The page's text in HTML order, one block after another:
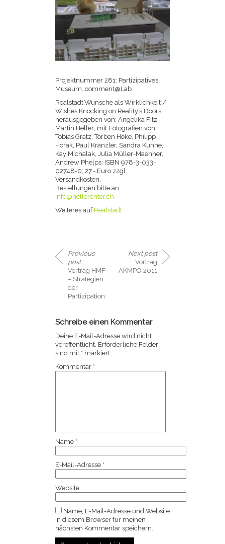
Projektnummer 281: Partizipatives
Museum. comment@Lab
Realstadt.Wünsche als Wirklichkeit /
Wishes Knocking on Reality’s Doors;
herausgegeben von: Angelika Fitz,
Martin Heller; mit Fotografien von:
Tobias Gratz, Torben Höke, Philipp
Horak, Paul Kranzler, Sandra Kuhne,
Kay Michalak, Julia Müller-Maenher,
Andrew Phelps; ISBN 978-3-033-
02748-0; 27.- Euro zzgl.
Versandkosten.
Bestellungen bitte an:
info@hellerenter.ch
Weiteres auf Realstadt
Previous
post
Vortrag HMF
– Strategien
der
Partizipation
Next post
Vortrag
AKMPO 2011
Schreibe einen Kommentar
Deine E-Mail-Adresse wird nicht
veröffentlicht. Erforderliche Felder
sind mit * markiert
Kommentar *
Name *
E-Mail-Adresse *
Website
Name, E-Mail-Adresse und Website
in diesem Browser für meinen
nächsten Kommentar speichern.